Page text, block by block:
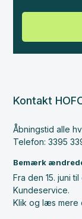
Kontakt
Åbningstid alle
Telefon: 3395
Bemærk
Fra den 15. juni
Kundeservice.
Klik og læs mere